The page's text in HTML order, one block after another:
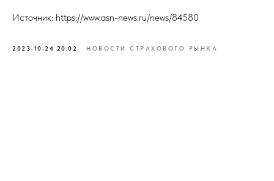
Источник: https://www.asn-news.ru/news/84580
2023-10-24 20:02 НОВОСТИ СТРАХОВОГО РЫНКА